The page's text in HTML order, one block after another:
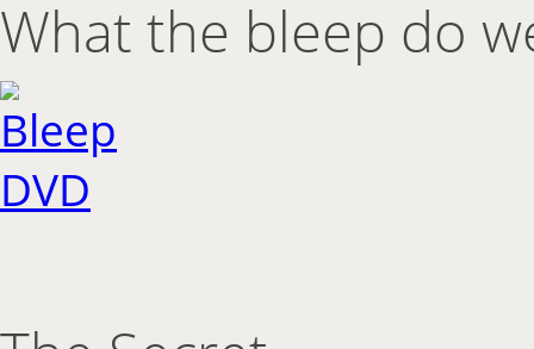
What the bleep do